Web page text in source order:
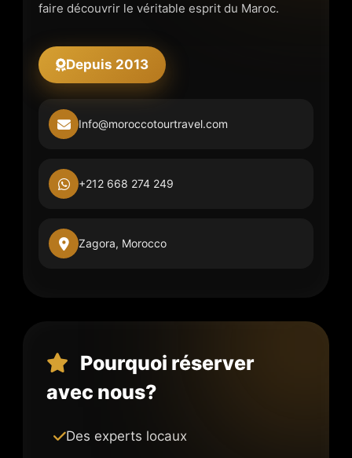
faire découvrir le véritable esprit du Maroc.
Depuis 2013
Info@moroccotourtravel.com
+212 668 274 249
Zagora, Morocco
Pourquoi réserver
avec nous?
Des experts locaux